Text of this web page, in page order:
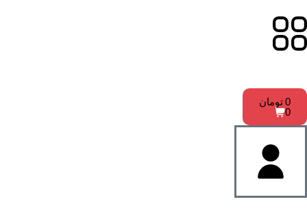
تومان